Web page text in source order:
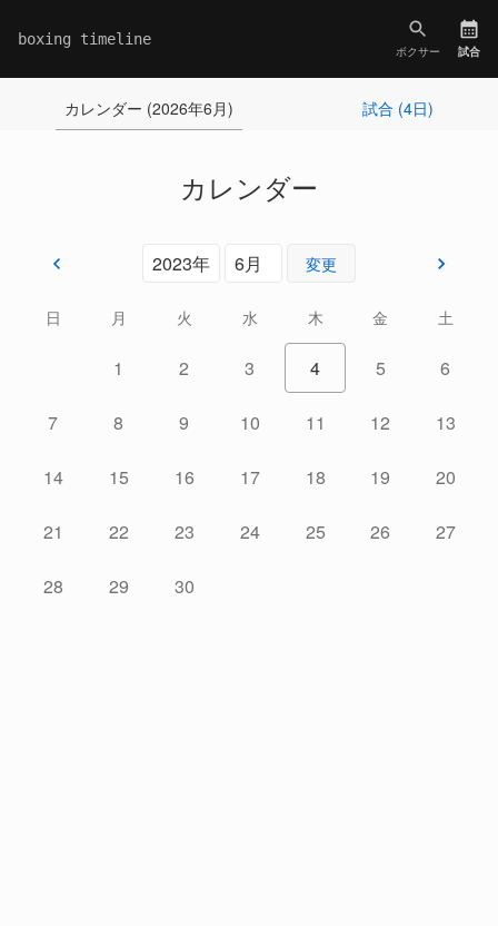
boxing timeline
ボクサー 試合
カレンダー (2026年6月) 試合 (4日)
カレンダー
変更
日 月 火 水 木 金 土
1 2 3 4 5 6
7 8 9 10 11 12 13
14 15 16 17 18 19 20
21 22 23 24 25 26 27
28 29 30